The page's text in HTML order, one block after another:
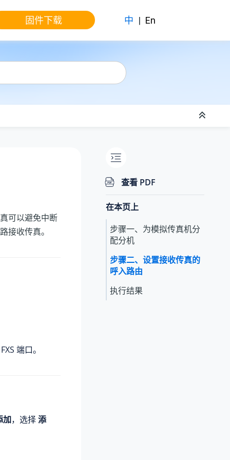
固件下载 中 | En
可以避免中断
接收传真。
端口。
加，选择添
查看 PDF
在本页上
步骤一、为模拟传真机分
配分机
步骤二、设置接收传真的
呼入路由
执行结果